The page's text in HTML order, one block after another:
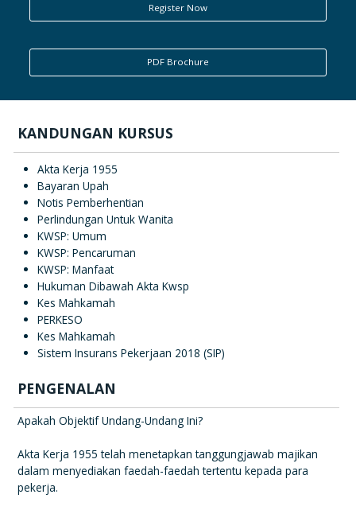
Register Now
PDF Brochure
KANDUNGAN KURSUS
Akta Kerja 1955
Bayaran Upah
Notis Pemberhentian
Perlindungan Untuk Wanita
KWSP: Umum
KWSP: Pencaruman
KWSP: Manfaat
Hukuman Dibawah Akta Kwsp
Kes Mahkamah
PERKESO
Kes Mahkamah
Sistem Insurans Pekerjaan 2018 (SIP)
PENGENALAN
Apakah Objektif Undang-Undang Ini?
Akta Kerja 1955 telah menetapkan tanggungjawab majikan
dalam menyediakan faedah-faedah tertentu kepada para
pekerja.